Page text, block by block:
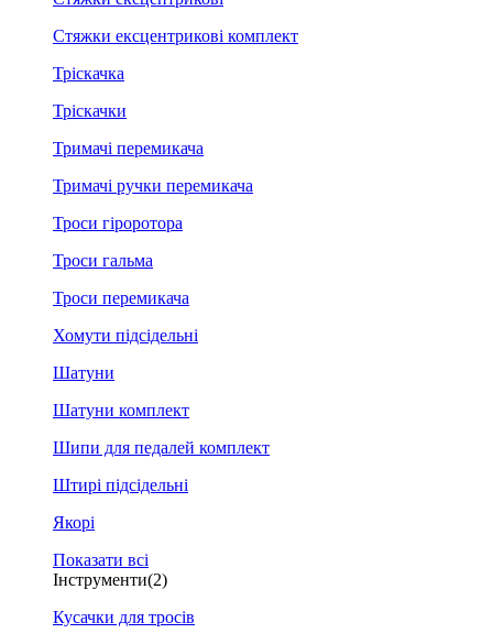
Стяжки ексцентрикові комплект
Тріскачка
Тріскачки
Тримачі перемикача
Тримачі ручки перемикача
Троси гіроротора
Троси гальма
Троси перемикача
Хомути підсідельні
Шатуни
Шатуни комплект
Шипи для педалей комплект
Штирі підсідельні
Якорі
Показати всі
Інструменти(2)
Кусачки для тросів